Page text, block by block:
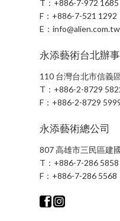
T： +886-7-972 1685
F： +886-7-521 1292
E：info@alien.com.tw
永添藝術台北辦
110 台灣台北市信義
T： +886-2-8729
F： +886-2-8729
永添藝術總公司
807 高雄市三民區建
T： +886-7-286 5858
F： +886-7-286 5568